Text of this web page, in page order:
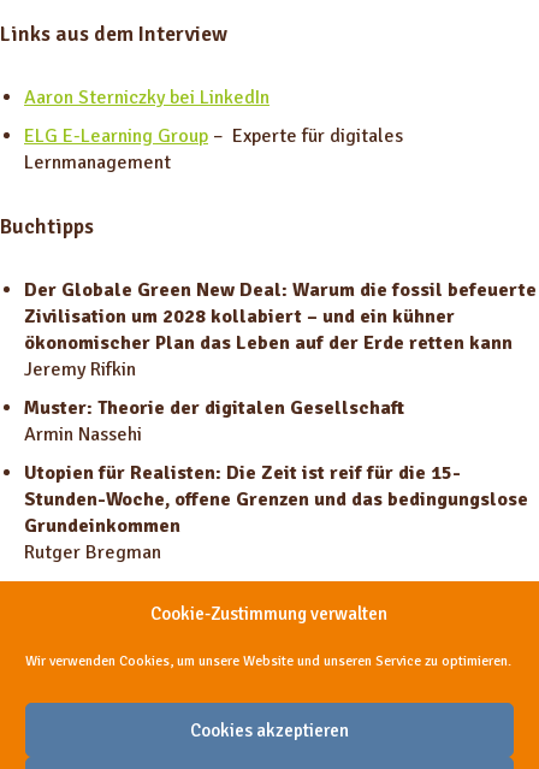
Cookie-Zustimmung verwalten
Wir verwenden Cookies, um unsere Website und unseren Service zu optimieren.
Cookies akzeptieren
Links aus dem Interview
Aaron Sterniczky bei LinkedIn
ELG E-Learning Group – Experte für digitales
Lernmanagement
Buchtipps
Der Globale Green New Deal: Warum die fossil befeuerte
Zivilisation um 2028 kollabiert – und ein kühner
ökonomischer Plan das Leben auf der Erde retten kann
Jeremy Rifkin
Muster: Theorie der digitalen Gesellschaft
Armin Nassehi
Utopien für Realisten: Die Zeit ist reif für die 15-
Stunden-Woche, offene Grenzen und das bedingungslose
Grundeinkommen
Rutger Bregman